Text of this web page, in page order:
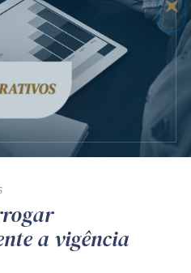
por RSS
4698
80240-000
2109-8666
a vigência